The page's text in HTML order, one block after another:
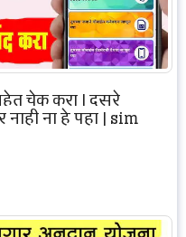
चेक करा | दुसरे
नाही ना हे पहा | sim